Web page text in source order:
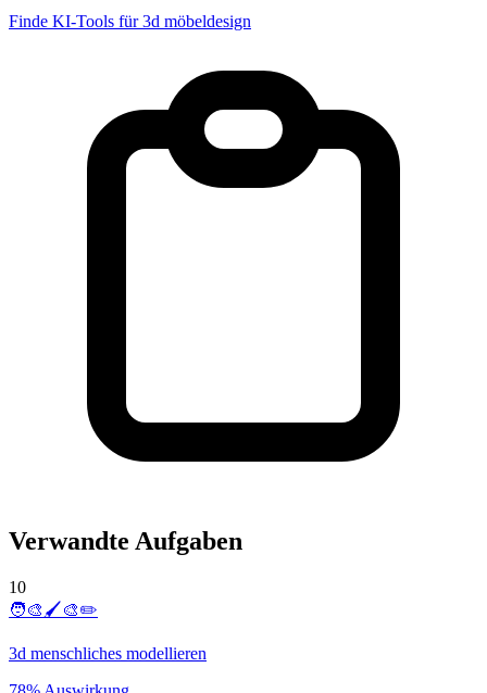
Finde KI-Tools für 3d möbeldesign
Verwandte Aufgaben
10
🧑‍🎨🖌️🎨✏️
3d menschliches modellieren